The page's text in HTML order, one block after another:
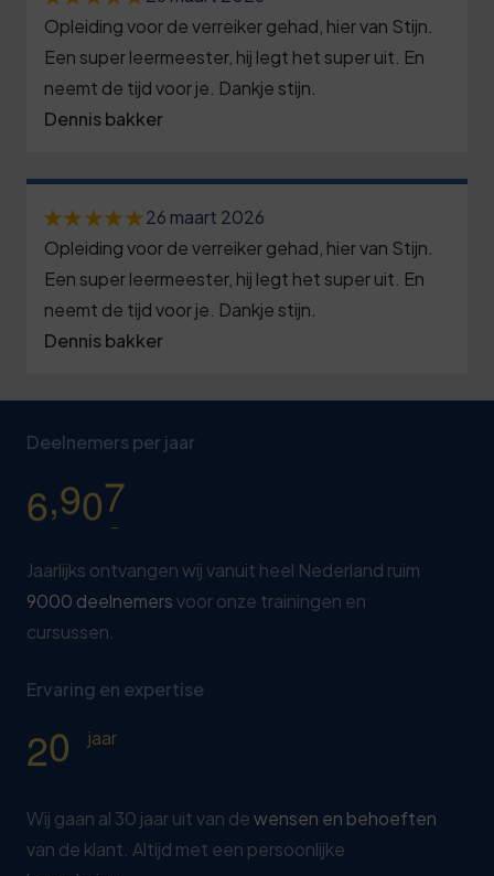
Opleiding voor de verreiker gehad, hier van Stijn.
Een super leermeester, hij legt het super uit. En
neemt de tijd voor je. Dankje stijn.
Dennis bakker
26 maart 2026
Opleiding voor de verreiker gehad, hier van Stijn.
Een super leermeester, hij legt het super uit. En
neemt de tijd voor je. Dankje stijn.
Dennis bakker
Deelnemers per jaar
0
1
2
3
4
5
7
9,
3
6
9
5
8
1
4
1
4
7
2
3
3
4
5
6
6
7
8
8
9
0
0
3
8
3
3
9
4
9
9
4
0
5
0
Jaarlijks ontvangen wij vanuit heel Nederland ruim
9000 deelnemersvoor onze trainingen en
cursussen.
Ervaring en expertise
0
2
3
1
2
3
4
6
7
8
9
0
1
2
3
4
5
6
8
9 jaar
Wij gaan al 30 jaar uit van dewensen en behoeften
van de klant. Altijd met een persoonlijke
0
1
2
4
5
6
7
8
9
0
1
6
1
6
1
6
1
6
1
7
2
7
2
7
2
7
2
2